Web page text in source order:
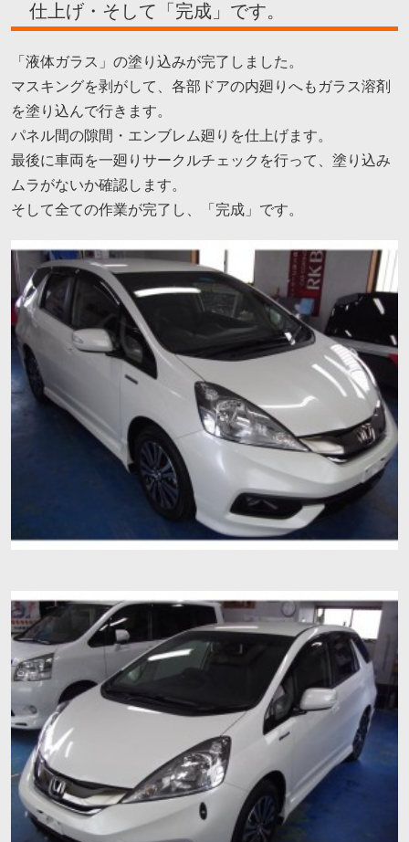
仕上げ・そして「完成」です。
「液体ガラス」の塗り込みが完了しました。
マスキングを剥がして、各部ドアの内廻りへもガラス溶剤
を塗り込んで行きます。
パネル間の隙間・エンブレム廻りを仕上げます。
最後に車両を一廻りサークルチェックを行って、塗り込み
ムラがないか確認します。
そして全ての作業が完了し、「完成」です。